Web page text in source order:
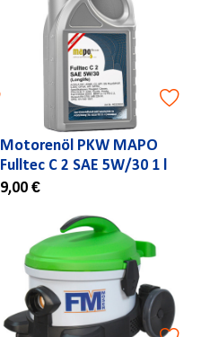
Motorenöl PKW MAPO
Fulltec C 2 SAE 5W/30 1 l
9,00 €